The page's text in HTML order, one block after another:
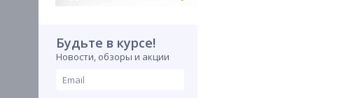
Будьте в курсе!
Новости, обзоры и акции